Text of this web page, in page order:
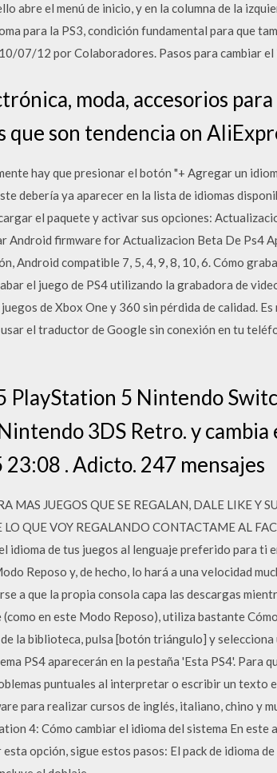
abre el menú de inicio, y en la columna de la
para la PS3, condición fundamental para que
07/12 por Colaboradores. Pasos para cambiar el
moda, accesorios
son tendencia on
hay que presionar el botón "+ Agregar un
debería ya aparecer en la lista de idiomas
el paquete y activar sus opciones:
Android firmware for Actualizacion Beta De Ps4
Android compatible 7, 5, 4, 9, 8, 10, 6. Cómo
el juego de PS4 utilizando la grabadora de
de Xbox One y 360 sin pérdida de calidad.
el traductor de Google sin conexión en tu
PlayStation 5 Nintendo
3DS Retro. y
. Adicto. 247 mensajes
MAS JUEGOS QUE SE REGALAN, DALE LIKE Y
QUE VOY REGALANDO CONTACTAME AL
idioma de tus juegos al lenguaje preferido para ti
Reposo y, de hecho, lo hará a una velocidad
a que la propia consola capa las descargas
(como en este Modo Reposo), utiliza bastante
la biblioteca, pulsa [botón triángulo] y selecciona
PS4 aparecerán en la pestaña 'Esta PS4'. Para
puntuales al interpretar o escribir un texto
para realizar cursos de inglés, italiano, chino y
4: Cómo cambiar el idioma del sistema En este
opción, sigue estos pasos: El pack de idioma